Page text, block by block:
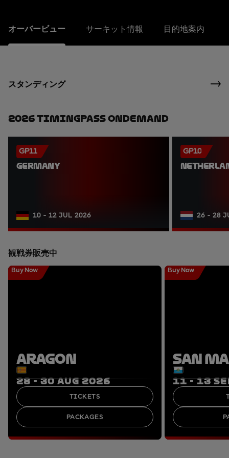
オーバービュー サーキット情報 目的地案内
スタンディング
2026 TimingPass OnDemand
GP11
GERMANY
10 - 12 JUL 2026
GP10
26 - 28
観戦券販売中
Buy Now
ARAGON
28 - 30 AUG 2026
TICKETS
PACKAGES
Buy Now
SAN
11 - 13